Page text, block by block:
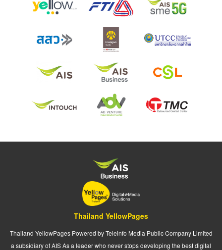
Thailand YellowPages
Thailand YellowPages Powered by Teleinfo Media Public Company Limited
a subsidiary of AIS As a leader who never stops developing the best digital